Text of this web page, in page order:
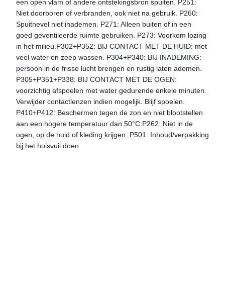
een open vlam of andere ontstekingsbron spuiten. P251:
Niet doorboren of verbranden, ook niet na gebruik. P260:
Spuitnevel niet inademen. P271: Alleen buiten of in een
goed geventileerde ruimte gebruiken. P273: Voorkom lozing
in het milieu.P302+P352: BIJ CONTACT MET DE HUID: met
veel water en zeep wassen. P304+P340: BIJ INADEMING:
persoon in de frisse lucht brengen en rustig laten ademen.
P305+P351+P338: BIJ CONTACT MET DE OGEN:
voorzichtig afspoelen met water gedurende enkele minuten.
Verwijder contactlenzen indien mogelijk. Blijf spoelen.
P410+P412: Beschermen tegen de zon en niet blootstellen
aan een hogere temperatuur dan 50°C.P262: Niet in de
ogen, op de huid of kleding krijgen. P501: Inhoud/verpakking
bij het huisvuil doen.